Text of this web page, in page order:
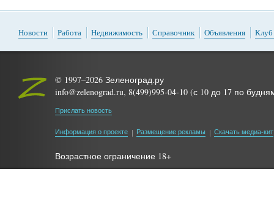
Новости Работа Недвижимость Справочник Объявления Клуб
© 1997–2026 Зеленоград.ру
info@zelenograd.ru, 8(499)995-04-10 (с 10 до 17 по
Прислать новость
Информация о проекте Размещение рекламы Скачать медиа-кит
Возрастное ограничение 18+